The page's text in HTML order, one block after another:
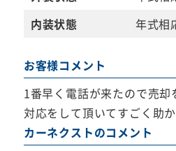
内装状態
年式相
お客様コメント
1番早く電話が来たので売
対応をして頂いてすごく助か
カーネクストのコメント